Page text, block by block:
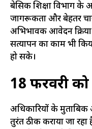
बेसिक शिक्षा विभाग के
जागरूकता और बेहतर
अभिभावक आवेदन
सत्यापन का काम भी किया
हो सके।
18 फरवरी को
अधिकारियों के मुताबिक
तुरंत ठीक कराया जा